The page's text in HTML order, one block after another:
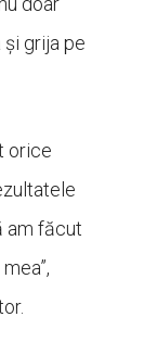
grija pe
orice
am făcut